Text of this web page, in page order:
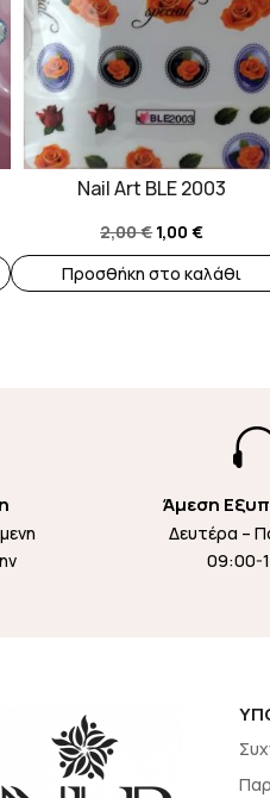
Nail Art BLE 2003
2,00€Original
price
was:
1,00€Η
τιμή
Προσθήκη στο καλάθι
Άμεση
Δευτέρα –
09:00-